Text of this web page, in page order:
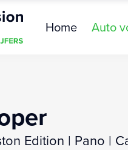
Home Auto
Edition | Pano |